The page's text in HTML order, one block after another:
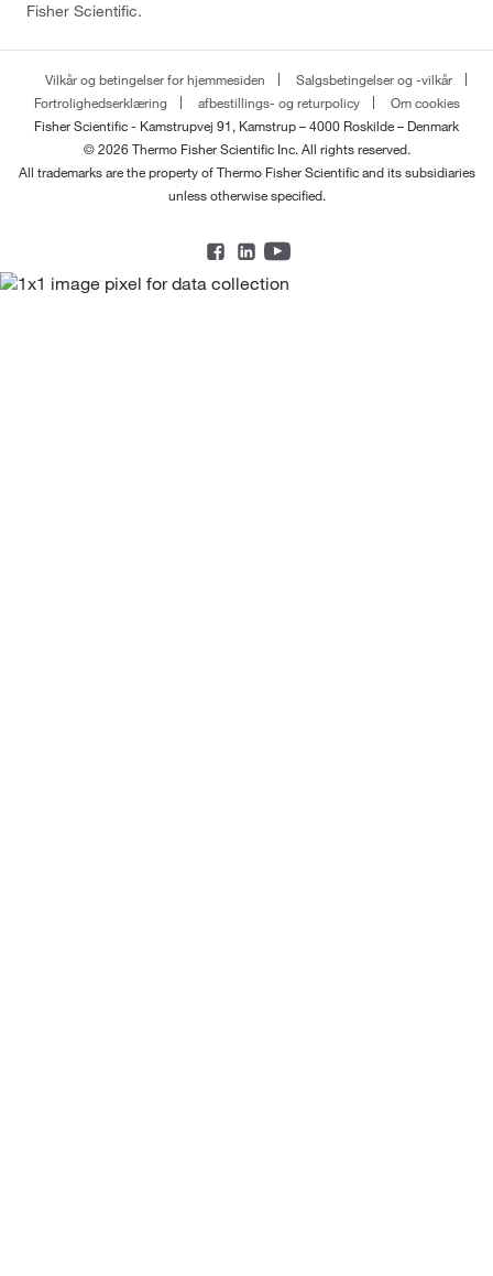
Fisher Scientific.
Vilkår og betingelser for hjemmesiden
Salgsbetingelser og -vilkår
Fortrolighedserklæring
afbestillings- og returpolicy
Om cookies
Fisher Scientific - Kamstrupvej 91, Kamstrup – 4000 Roskilde – Denmark
© 2026 Thermo Fisher Scientific Inc. All rights reserved.
All trademarks are the property of Thermo Fisher Scientific and its subsidiaries
unless otherwise specified.